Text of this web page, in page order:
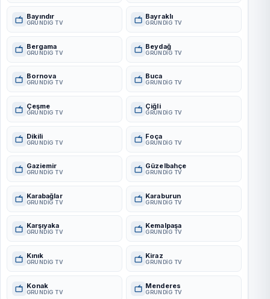
Bayındır
GRUNDIG TV
Bayraklı
GRUNDIG TV
Bergama
GRUNDIG TV
Beydağ
GRUNDIG TV
Bornova
GRUNDIG TV
Buca
GRUNDIG TV
Çeşme
GRUNDIG TV
Çiğli
GRUNDIG TV
Dikili
GRUNDIG TV
Foça
GRUNDIG TV
Gaziemir
GRUNDIG TV
Güzelbahçe
GRUNDIG TV
Karabağlar
GRUNDIG TV
Karaburun
GRUNDIG TV
Karşıyaka
GRUNDIG TV
Kemalpaşa
GRUNDIG TV
Kınık
GRUNDIG TV
Kiraz
GRUNDIG TV
Konak
GRUNDIG TV
Menderes
GRUNDIG TV